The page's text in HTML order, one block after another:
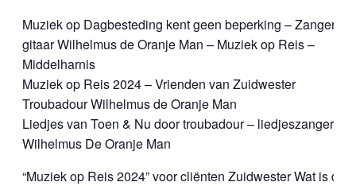
Muziek op Dagbesteding kent geen beperking – Zanger
gitaar Wilhelmus de Oranje Man – Muziek op Reis –
Middelharnis
Muziek op Reis 2024 – Vrienden van Zuidwester
Troubadour Wilhelmus de Oranje Man
Liedjes van Toen & Nu door troubadour – liedjeszanger
Wilhelmus De Oranje Man
“Muziek op Reis 2024” voor cliënten Zuidwester Wat is dit